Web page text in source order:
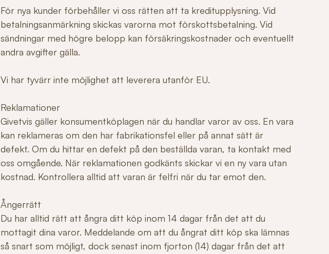
För nya kunder förbehåller vi oss rätten att ta kreditupplysning. Vid
betalningsanmärkning skickas varorna mot förskottsbetalning. Vid
sändningar med högre belopp kan försäkringskostnader och eventuellt
andra avgifter gälla.
Vi har tyvärr inte möjlighet att leverera utanför EU.
Reklamationer
Givetvis gäller konsumentköplagen när du handlar varor av oss. En vara
kan reklameras om den har fabrikationsfel eller på annat sätt är
defekt. Om du hittar en defekt på den beställda varan, ta kontakt med
oss omgående. När reklamationen godkänts skickar vi en ny vara utan
kostnad. Kontrollera alltid att varan är felfri när du tar emot den.
Ångerrätt
Du har alltid rätt att ångra ditt köp inom 14 dagar från det att du
mottagit dina varor. Meddelande om att du ångrat ditt köp ska lämnas
så snart som möjligt, dock senast inom fjorton (14) dagar från det att